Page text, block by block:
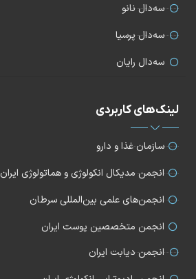
سه‌دال نانو
سه‌دال پرسیا
سه‌دال رایان
لینک‌های کاربردی
سازمان غذا و دارو
انجمن مدیکال انکولوژی و هماتولوژی ایران
انجمن‌های علمی بین‌المللی سرطان
انجمن متخصصین پوست ایران
انجمن دیابت ایران